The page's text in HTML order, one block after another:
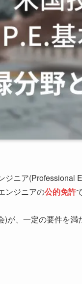
ニア(Professional
ンジニアの公的免許
が、一定の要件を満